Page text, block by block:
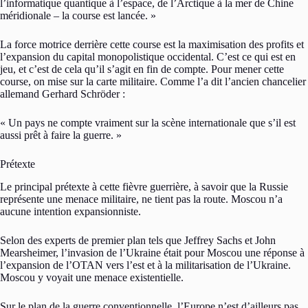
l’informatique quantique à l’espace, de l’Arctique à la mer de Chine
méridionale – la course est lancée. »
La force motrice derrière cette course est la maximisation des profits et
l’expansion du capital monopolistique occidental. C’est ce qui est en
jeu, et c’est de cela qu’il s’agit en fin de compte. Pour mener cette
course, on mise sur la carte militaire. Comme l’a dit l’ancien chancelier
allemand Gerhard Schröder :
« Un pays ne compte vraiment sur la scène internationale que s’il est
aussi prêt à faire la guerre. »
Prétexte
Le principal prétexte à cette fièvre guerrière, à savoir que la Russie
représente une menace militaire, ne tient pas la route. Moscou n’a
aucune intention expansionniste.
Selon des experts de premier plan tels que Jeffrey Sachs et John
Mearsheimer, l’invasion de l’Ukraine était pour Moscou une réponse à
l’expansion de l’OTAN vers l’est et à la militarisation de l’Ukraine.
Moscou y voyait une menace existentielle.